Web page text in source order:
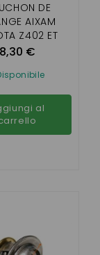
DE
AIXAM
Z402 ET
Z482
8,30 €
al